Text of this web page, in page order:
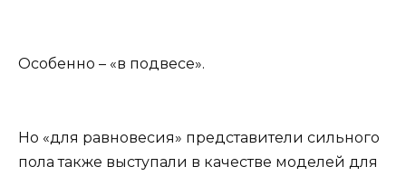
Особенно – «в подвесе».
Но «для равновесия» представители сильного
пола также выступали в качестве моделей для